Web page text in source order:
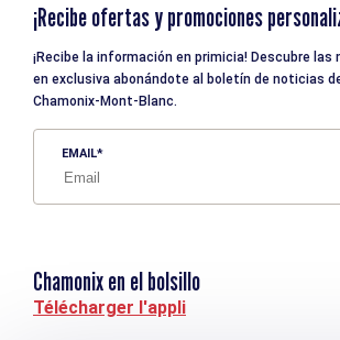
¡Recibe ofertas y promociones
¡Recibe la información en primicia! Descubre las
en exclusiva abonándote al boletín de noticias
Chamonix-Mont-Blanc.
EMAIL
Chamonix en el bolsillo
Télécharger l'appli